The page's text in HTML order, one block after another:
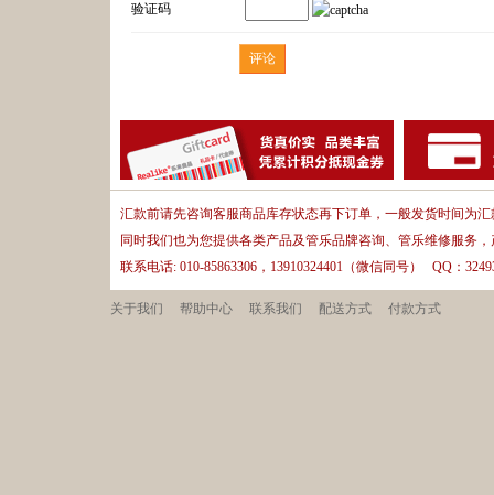
验证码
汇款前请先咨询客服商品库存状态再下订单，一般发货时间为汇
同时我们也为您提供各类产品及管乐品牌咨询、管乐维修服务
联系电话: 010-85863306，13910324401（微信同号） QQ：
关于我们 帮助中心 联系我们 配送方式 付款方式